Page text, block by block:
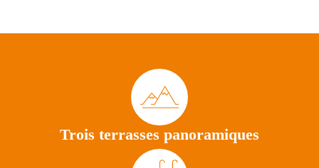
Trois terrasses panoramiques